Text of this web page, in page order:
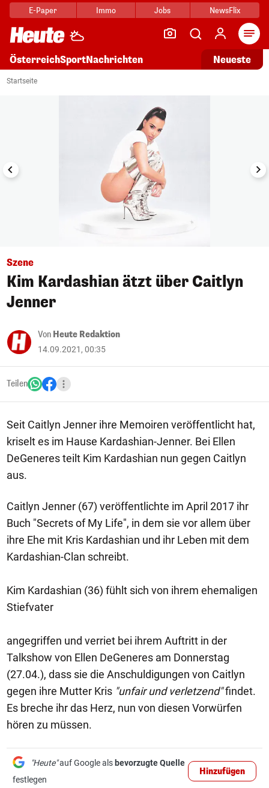
E-Paper Immo Jobs NewsFlix
ÖsterreichSportNachrichten Neueste
Startseite
1/26
Szene
Kim Kardashian ätzt über Caitlyn
Jenner
Von Heute Redaktion
14.09.2021, 00:35
Teilen
Seit Caitlyn Jenner ihre Memoiren veröffentlicht hat,
kriselt es im Hause Kardashian-Jenner. Bei Ellen
DeGeneres teilt Kim Kardashian nun gegen Caitlyn
aus.
Caitlyn Jenner (67) veröffentlichte im April 2017 ihr
Buch "Secrets of My Life", in dem sie vor allem über
ihre Ehe mit Kris Kardashian und ihr Leben mit dem
Kardashian-Clan schreibt.
Kim Kardashian (36) fühlt sich von ihrem ehemaligen
Stiefvater
angegriffen und verriet bei ihrem Auftritt in der
Talkshow von Ellen DeGeneres am Donnerstag
(27.04.), dass sie die Anschuldigungen von Caitlyn
gegen ihre Mutter Kris "unfair und verletzend"findet.
Es breche ihr das Herz, nun von diesen Vorwürfen
hören zu müssen.
"Heute"auf Google als bevorzugte Quelle
festlegen
Hinzufügen